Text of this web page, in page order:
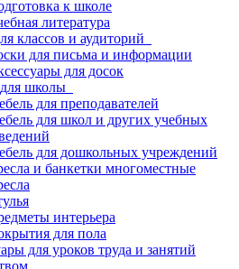
к школе
литература
классов и аудиторий
для письма и информации
для досок
школы
для преподавателей
для школ и других учебных
для дошкольных учреждений
и банкетки многоместные
интерьера
для пола
для уроков труда и занятий